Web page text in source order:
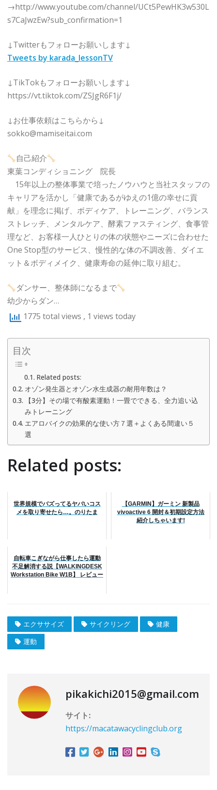
→http://www.youtube.com/channel/UCt5PewHK3w530L
s7CaJwzEw?sub_confirmation=1
↓Twitterもフォローお願いします↓
Tweets by karada_lessonTV
↓TikTokもフォローお願いします↓
https://vt.tiktok.com/ZSJgR6F1j/
↓お仕事依頼はこちらから↓
sokko@mamiseitai.com
自己紹介
東葉コンディショニング 院長
15年以上の整体事業で培ったノウハウと当社スタッフの
キャリアを活かし「健康であるがゆえの1億の幸せに貢
献」を理念に掲げ、ボディケア、トレーニング、バランス
ストレッチ、メンタルケア、酵素ファスティング、食事管
理など、お客様一人ひとりの体の状態やニーズに合わせた
One Stop型のサービス、慢性的な体の不調改善、ダイエ
ット＆ボディメイク、健康寿命の延伸に取り組む。
ダンサー、整体師になるまで
幼少からダン…
1775 total views , 1 views today
目次
Related posts:
オゾン発生器とオゾン水生成器の耐用年数は？
【3分】その場で有酸素運動！一畳でできる、全力追い込
みトレーニング
エアロバイクの効果的な使い方７選＋よくある間違い５
選
Related posts:
世界規模でバズってるヤバいコス
メを取り寄せたら…。のりたま
【GARMIN】ガーミン 新製品
vivoactive 6 開封＆初期設定方法
紹介しちゃいます!
自転車こぎながら仕事したら運動
不足解消する説【WALKINGDESK
Workstation Bike W1B】 レビュー
エクササイズ サイクリング
健康
運動
pikakichi2015@gmail.com
サイト:
https://macatawacyclingclub.org